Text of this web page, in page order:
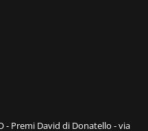
- Premi David di Donatello - via